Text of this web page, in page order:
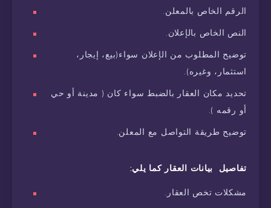
الرقم الخاص بالمعلن.
النص الخاص بالإعلان.
توضيح المطلوب من الإعلان سواء(بيع، إيجار،
استثمار، وغيره).
تحديد مكان العقار بالضبط سواء كان ( مدينة أو حي
أو رقمه ).
توضيح طريقة التواصل مع المعلن.
تفاصيل بيانات العقار كما يلي:
مشكلات تخص العقار.